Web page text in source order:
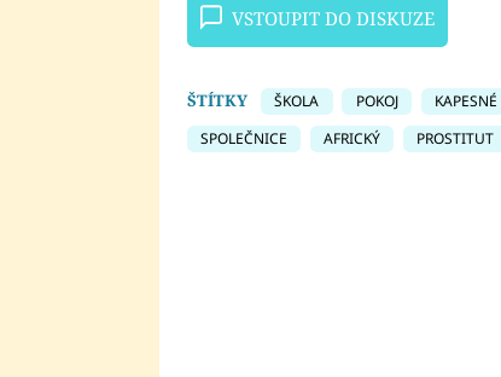
VSTOUPIT DO DISKUZE
ŠTÍTKY ŠKOLA POKOJ KAPESNÉ
SPOLEČNICE
AFRICKÝ PROSTITUT